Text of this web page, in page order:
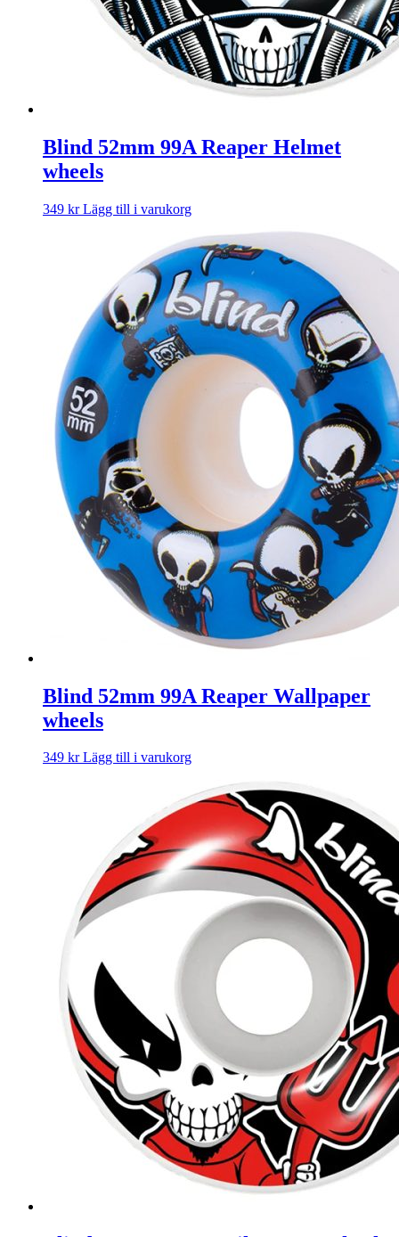
Blind 52mm 99A Reaper Helmet
wheels
349 kr Lägg till i varukorg
Blind 52mm 99A Reaper Wallpaper
wheels
349 kr Lägg till i varukorg